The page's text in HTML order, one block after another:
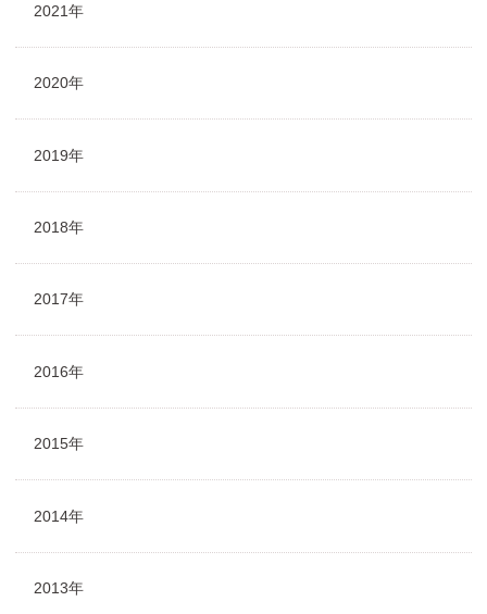
2021年
2020年
2019年
2018年
2017年
2016年
2015年
2014年
2013年